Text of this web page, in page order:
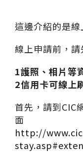
這邊介紹的是
線上申請前，
1護照、相片等
2信用卡可線上
首先，請到CIC
面
http://